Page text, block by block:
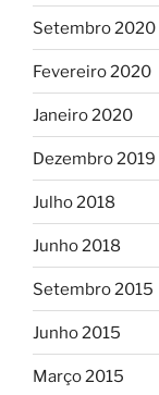
Setembro 2020
Fevereiro 2020
Janeiro 2020
Dezembro 2019
Julho 2018
Junho 2018
Setembro 2015
Junho 2015
Março 2015